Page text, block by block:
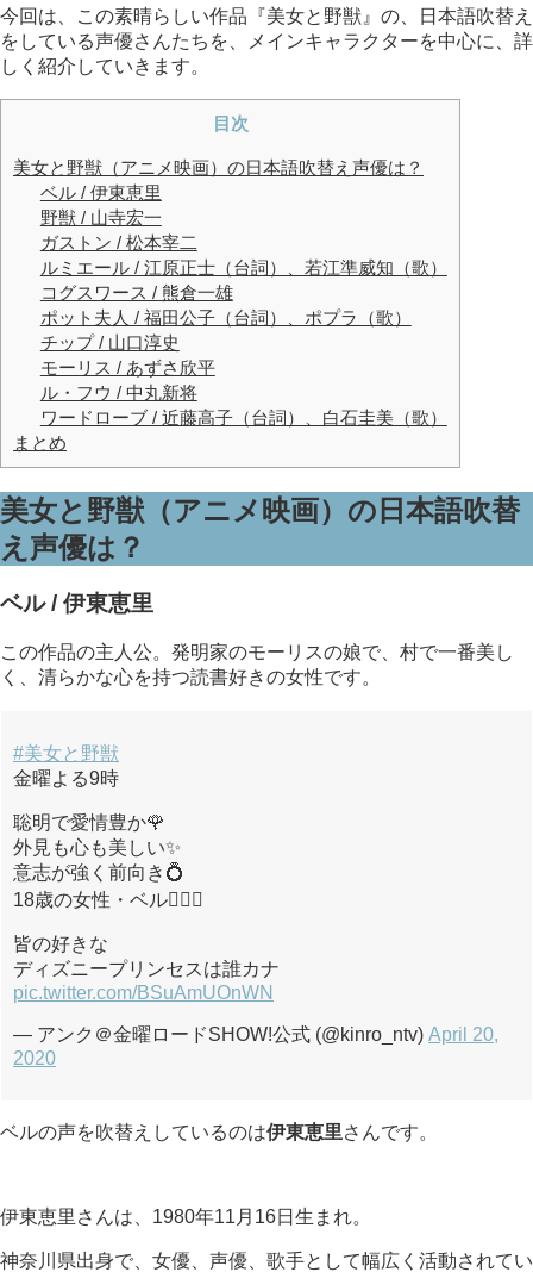
今回は、この素晴らしい作品『美女と野獣』の、日本語吹替え
をしている声優さんたちを、メインキャラクターを中心に、詳
しく紹介していきます。
目次
美女と野獣（アニメ映画）の日本語吹替え声優は？
ベル / 伊東恵里
野獣 / 山寺宏一
ガストン / 松本宰二
ルミエール / 江原正士（台詞）、若江準威知（歌）
コグスワース / 熊倉一雄
ポット夫人 / 福田公子（台詞）、ポプラ（歌）
チップ / 山口淳史
モーリス / あずさ欣平
ル・フウ / 中丸新将
ワードローブ / 近藤高子（台詞）、白石圭美（歌）
まとめ
美女と野獣（アニメ映画）の日本語吹替
え声優は？
ベル / 伊東恵里
この作品の主人公。発明家のモーリスの娘で、村で一番美し
く、清らかな心を持つ読書好きの女性です。
#美女と野獣
金曜よる9時
聡明で愛情豊か🌹
外見も心も美しい✨
意志が強く前向き💍
18歳の女性・ベル👱🏻‍♀️
皆の好きな
ディズニープリンセスは誰カナ
pic.twitter.com/BSuAmUOnWN
— アンク＠金曜ロードSHOW!公式 (@kinro_ntv) April 20,
2020
ベルの声を吹替えしているのは伊東恵里さんです。
伊東恵里さんは、1980年11月16日生まれ。
神奈川県出身で、女優、声優、歌手として幅広く活動されてい